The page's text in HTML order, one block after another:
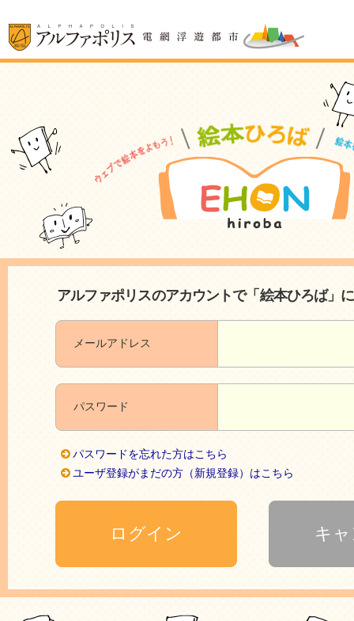
アルファポリスのアカウントで「絵本ひろば」
メールアドレス
パスワード
パスワードを忘れた方はこちら
ユーザ登録がまだの方（新規登録）はこちら